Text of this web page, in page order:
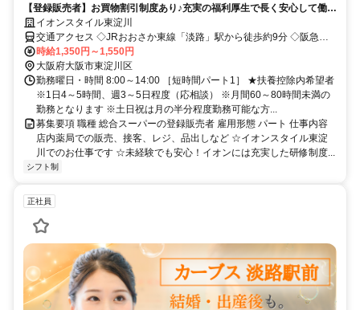
【登録販売者】お買物割引制度あり♪充実の福利厚生で長く安心して働け
る環境です！
イオンスタイル東淀川
交通アクセス ◇JRおおさか東線「淡路」駅から徒歩約9分 ◇阪急京
都線「上新庄」駅・「淡路」駅から徒歩約13分
時給1,350円～1,550円
大阪府大阪市東淀川区
勤務曜日・時間 8:00～14:00 ［短時間パート1］ ★扶養控除内希望者
※1日4～5時間、週3～5日程度（応相談） ※月間60～80時間未満の
勤務となります ※土日祝は月の半分程度勤務可能な方...
募集要項 職種 総合スーパーの登録販売者 雇用形態 パート 仕事内容
店内薬局での販売、接客、レジ、品出しなど ☆イオンスタイル東淀
川でのお仕事です ☆未経験でも安心！イオンには充実した研修制度...
シフト制
正社員